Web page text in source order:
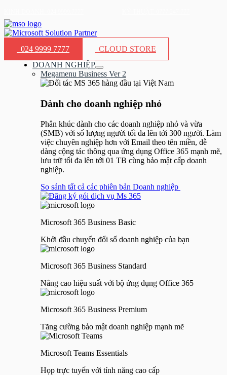
nội
dung
024 9999 7777
CLOUD STORE
DOANH NGHIỆP
Bật/tắt
Menu
Megamenu Business Ver 2
Dành cho doanh nghiệp nhỏ​
Phân khúc dành cho các doanh nghiệp nhỏ và vừa
(SMB) với số lượng người tối đa lên tới 300 người. Làm
việc chuyên nghiệp hơn với Email theo tên miền, dễ
dàng cộng tác thông qua ứng dụng Office 365 mạnh mẽ,
lưu trữ tối đa lên tới 01 TB cùng bảo mật cấp doanh
nghiệp.
So sánh tất cả các phiên bản Doanh nghiệp
Microsoft 365 Business Basic
Khởi đầu chuyển đổi số doanh nghiệp của bạn
Microsoft 365 Business Standard
Nâng cao hiệu suất với bộ ứng dụng Office 365
Microsoft 365 Business Premium
Tăng cường bảo mật doanh nghiệp mạnh mẽ
Microsoft Teams Essentials
Họp trực tuyến với tính năng cao cấp